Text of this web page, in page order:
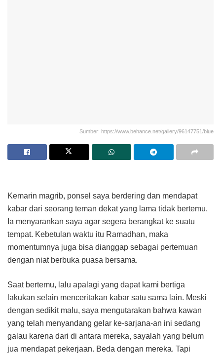
Sumber: https://www.behance.net/gallery/96147751/blue
Kemarin magrib, ponsel saya berdering dan mendapat
kabar dari seorang teman dekat yang lama tidak bertemu.
Ia menyarankan saya agar segera berangkat ke suatu
tempat. Kebetulan waktu itu Ramadhan, maka
momentumnya juga bisa dianggap sebagai pertemuan
dengan niat berbuka puasa bersama.
Saat bertemu, lalu apalagi yang dapat kami bertiga
lakukan selain menceritakan kabar satu sama lain. Meski
dengan sedikit malu, saya mengutarakan bahwa kawan
yang telah menyandang gelar ke-sarjana-an ini sedang
galau karena dari di antara mereka, sayalah yang belum
jua mendapat pekerjaan. Beda dengan mereka. Tapi